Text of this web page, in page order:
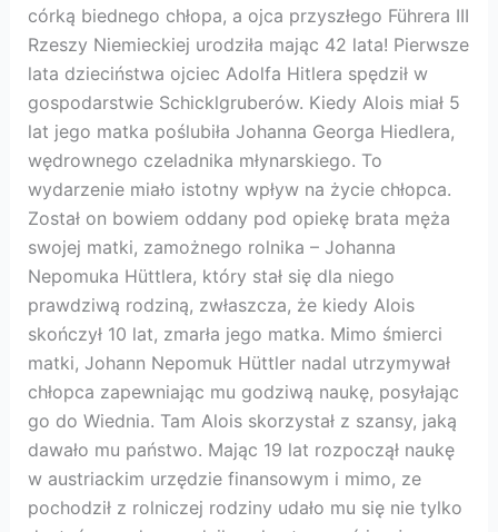
córką biednego chłopa, a ojca przyszłego Führera III
Rzeszy Niemieckiej urodziła mając 42 lata! Pierwsze
lata dzieciństwa ojciec Adolfa Hitlera spędził w
gospodarstwie Schicklgruberów. Kiedy Alois miał 5
lat jego matka poślubiła Johanna Georga Hiedlera,
wędrownego czeladnika młynarskiego. To
wydarzenie miało istotny wpływ na życie chłopca.
Został on bowiem oddany pod opiekę brata męża
swojej matki, zamożnego rolnika – Johanna
Nepomuka Hüttlera, który stał się dla niego
prawdziwą rodziną, zwłaszcza, że kiedy Alois
skończył 10 lat, zmarła jego matka. Mimo śmierci
matki, Johann Nepomuk Hüttler nadal utrzymywał
chłopca zapewniając mu godziwą naukę, posyłając
go do Wiednia. Tam Alois skorzystał z szansy, jaką
dawało mu państwo. Mając 19 lat rozpoczął naukę
w austriackim urzędzie finansowym i mimo, ze
pochodził z rolniczej rodziny udało mu się nie tylko